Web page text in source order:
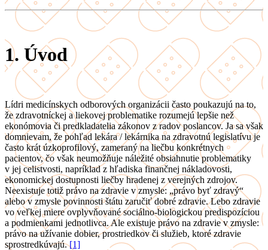
1. Úvod
Lídri medicínskych odborových organizácii často poukazujú na to,
že zdravotníckej a liekovej problematike rozumejú lepšie než
ekonómovia či predkladatelia zákonov z radov poslancov. Ja sa však
domnievam, že pohľad lekára / lekárnika na zdravotnú legislatívu je
často krát úzkoprofilový, zameraný na liečbu konkrétnych
pacientov, čo však neumožňuje náležité obsiahnutie problematiky
v jej celistvosti, napríklad z hľadiska finančnej nákladovosti,
ekonomickej dostupnosti liečby hradenej z verejných zdrojov.
Neexistuje totiž právo na zdravie v zmysle: „právo byť zdravý“
alebo v zmysle povinnosti štátu zaručiť dobré zdravie. Lebo zdravie
vo veľkej miere ovplyvňované sociálno-biologickou predispozíciou
a podmienkami jednotlivca. Ale existuje právo na zdravie v zmysle:
právo na užívanie dobier, prostriedkov či služieb, ktoré zdravie
sprostredkúvajú.[1]